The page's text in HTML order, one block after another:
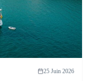
25 Juin 2026